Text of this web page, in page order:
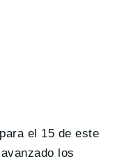
el 15 de este
los